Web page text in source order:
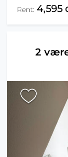
Rent: 4,595
2